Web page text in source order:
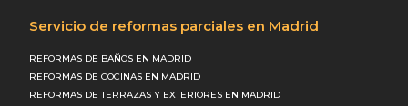
Servicio de reformas parciales en Madrid
REFORMAS DE BAÑOS EN MADRID
REFORMAS DE COCINAS EN MADRID
REFORMAS DE TERRAZAS Y EXTERIORES EN MADRID